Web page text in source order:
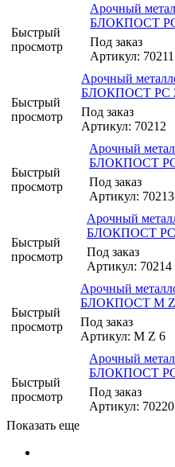
Быстрый
просмотр
Арочный
БЛОКПОСТ
Под заказ
Артикул: 70211
Быстрый
просмотр
Арочный
БЛОКПОСТ PC
Под заказ
Артикул: 70212
Быстрый
просмотр
Арочный
БЛОКПОСТ РС
Под заказ
Артикул: 70213
Быстрый
просмотр
Арочный
БЛОКПОСТ РС
Под заказ
Артикул: 70214
Быстрый
просмотр
Арочный
БЛОКПОСТ M Z
Под заказ
Артикул: M Z 6
Быстрый
просмотр
Арочный
БЛОКПОСТ
Под заказ
Артикул: 70220
Показать еще